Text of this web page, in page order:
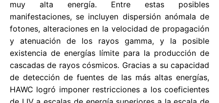
muy alta energía. Entre estas posibles
manifestaciones, se incluyen dispersión anómala de
fotones, alteraciones en la velocidad de propagación
y atenuación de los rayos gamma, y la posible
existencia de energías límite para la producción de
cascadas de rayos cósmicos. Gracias a su capacidad
de detección de fuentes de las más altas energías,
HAWC logró imponer restricciones a los coeficientes